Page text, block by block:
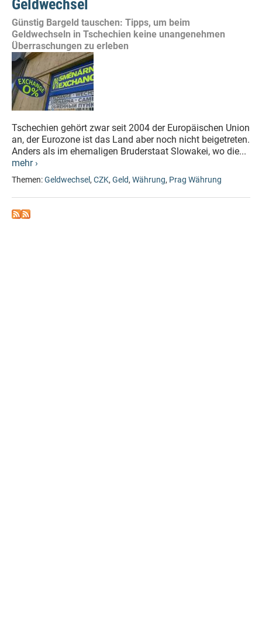
Geldwechsel
Günstig Bargeld tauschen: Tipps, um beim
Geldwechseln in Tschechien keine unangenehmen
Überraschungen zu erleben
Tschechien gehört zwar seit 2004 der Europäischen Union
an, der Eurozone ist das Land aber noch nicht beigetreten.
Anders als im ehemaligen Bruderstaat Slowakei, wo die...
mehr ›
Themen:Geldwechsel, CZK, Geld, Währung, Prag Währung